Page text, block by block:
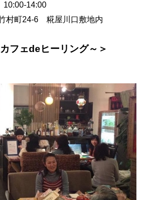
10:00-14:00
村町24-6 糀屋川口敷地内
フェdeヒーリング～＞